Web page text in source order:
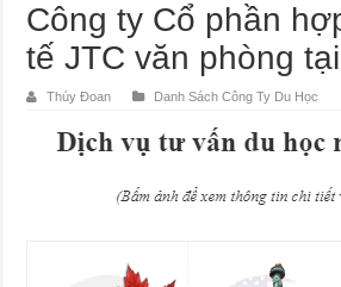
Công ty Cổ phần
tế JTC văn phòng
Thúy Đoan Danh Sách Công Ty Du Học